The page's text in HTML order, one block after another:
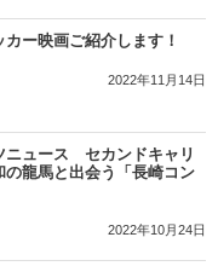
ー映画ご紹介します！
2022年11月14日
ニュース セカンドキャリ
龍馬と出会う「長崎コン
2022年10月24日